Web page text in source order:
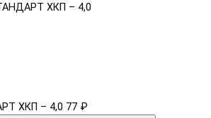
ХКП – 4,0
ХКП – 4,0 77 ₽